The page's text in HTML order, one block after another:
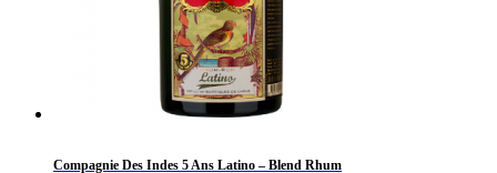
Compagnie Des Indes 5 Ans Latino – Blend Rhum